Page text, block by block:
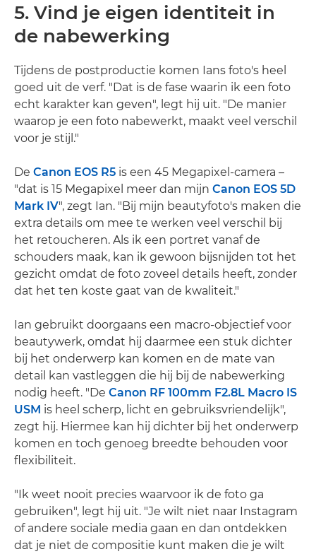
5. Vind je eigen identiteit in
de nabewerking
Tijdens de postproductie komen Ians foto's heel
goed uit de verf. "Dat is de fase waarin ik een foto
echt karakter kan geven", legt hij uit. "De manier
waarop je een foto nabewerkt, maakt veel verschil
voor je stijl."
De Canon EOS R5 is een 45 Megapixel-camera –
"dat is 15 Megapixel meer dan mijn Canon EOS 5D
Mark IV", zegt Ian. "Bij mijn beautyfoto's maken die
extra details om mee te werken veel verschil bij
het retoucheren. Als ik een portret vanaf de
schouders maak, kan ik gewoon bijsnijden tot het
gezicht omdat de foto zoveel details heeft, zonder
dat het ten koste gaat van de kwaliteit."
Ian gebruikt doorgaans een macro-objectief voor
beautywerk, omdat hij daarmee een stuk dichter
bij het onderwerp kan komen en de mate van
detail kan vastleggen die hij bij de nabewerking
nodig heeft. "De Canon RF 100mm F2.8L Macro IS
USM is heel scherp, licht en gebruiksvriendelijk",
zegt hij. Hiermee kan hij dichter bij het onderwerp
komen en toch genoeg breedte behouden voor
flexibiliteit.
"Ik weet nooit precies waarvoor ik de foto ga
gebruiken", legt hij uit. "Je wilt niet naar Instagram
of andere sociale media gaan en dan ontdekken
dat je niet de compositie kunt maken die je wilt